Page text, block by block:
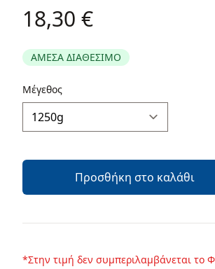
Product information
18,30 €
ΑΜΕΣΑ ΔΙΑΘΕΣΙΜΟ
Περιγραφή
Μέγεθος
Προσθήκη στο καλάθι
*Στην τιμή δεν συμπεριλαμβάνεται το